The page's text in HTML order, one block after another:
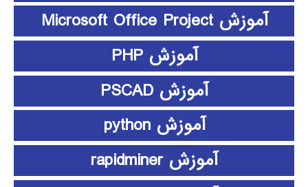
آموزش Microsoft Office Project
آموزش PHP
آموزش PSCAD
آموزش python
آموزش rapidminer